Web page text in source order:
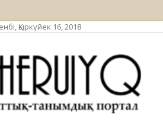
Қыркүйек 16, 2018